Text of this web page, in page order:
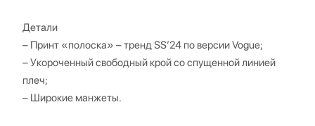
Детали
– Принт «полоска» – тренд SS’24 по версии Vogue;
– Укороченный свободный крой со спущенной линией
плеч;
– Широкие манжеты.